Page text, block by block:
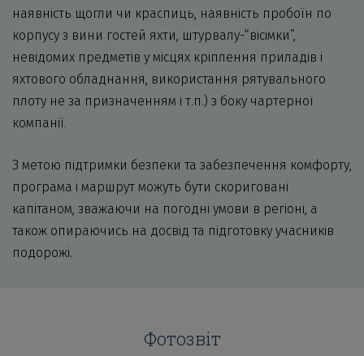
наявність щогли чи краспиць, наявність пробоїн по
корпусу з вини гостей яхти, штурвалу-“вісімки”,
невідомих предметів у місцях кріплення приладів і
яхтового обладнання, використання рятувального
плоту не за призначенням і т.п.) з боку чартерної
компанії.
З метою підтримки безпеки та забезпечення комфорту,
програма і маршрут можуть бути скориговані
капітаном, зважаючи на погодні умови в регіоні, а
також опираючись на досвід та підготовку учасників
подорожі.
Фотозвіт